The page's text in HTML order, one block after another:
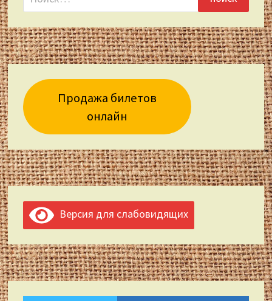
Продажа билетов
онлайн
Версия для слабовидящих